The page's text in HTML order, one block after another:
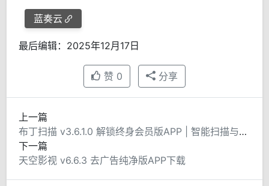
蓝奏云
最后编辑：2025年12月17日
赞 0 分享
上一篇
布丁扫描 v3.6.1.0 解锁终身会员版APP | 智能扫描与高效办公的得力助手
下一篇
天空影视 v6.6.3 去广告纯净版APP下载